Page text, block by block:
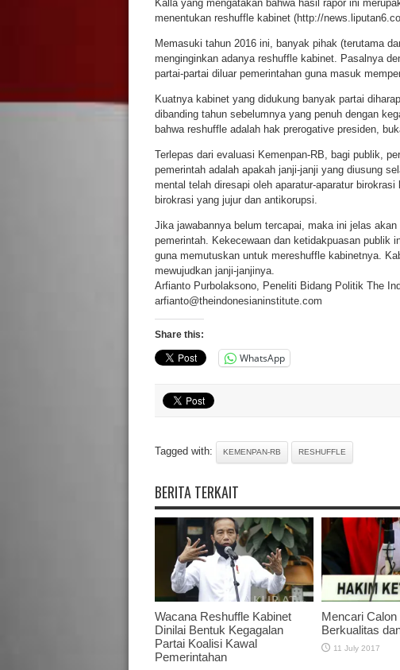
Kalla yang mengatakan bahwa hasil rapor ini
menentukan reshuffle kabinet (http://
Memasuki tahun 2016 ini, banyak pihak (terutama
menginginkan adanya reshuffle kabinet. Pasalnya
partai-partai diluar pemerintahan guna masuk
Kuatnya kabinet yang didukung banyak partai
dibanding tahun sebelumnya yang penuh dengan
bahwa reshuffle adalah hak prerogative presiden,
Terlepas dari evaluasi Kemenpan-RB, bagi publik,
pemerintah adalah apakah janji-janji yang diusung
mental telah diresapi oleh aparatur-aparatur
birokrasi yang jujur dan antikorupsi.
Jika jawabannya belum tercapai, maka ini jelas
pemerintah. Kekecewaan dan ketidakpuasan publik
guna memutuskan untuk mereshuffle kabinetnya.
mewujudkan janji-janjinya.
Arfianto Purbolaksono, Peneliti Bidang Politik The
arfianto@theindonesianinstitute.com
Share this:
WhatsApp
Tagged with: KEMENPAN-RB RESHUFFLE
BERITA TERKAIT
Wacana Reshuffle Kabinet
Dinilai Bentuk Kegagalan
Partai Koalisi Kawal
Pemerintahan
Mencari Calon
Berkualitas
11 July 2017